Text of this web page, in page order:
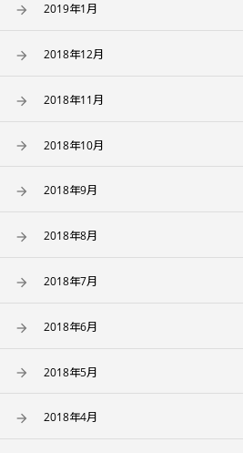
2019年1月
2018年12月
2018年11月
2018年10月
2018年9月
2018年8月
2018年7月
2018年6月
2018年5月
2018年4月